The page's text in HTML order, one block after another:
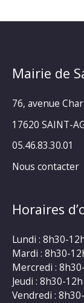
Mairie de
76, avenue
17620 SAINT-
05.46.83.30.01
Nous contacter
Horaires
Lundi : 8h30-
Mardi : 8h30-
Mercredi :
Jeudi : 8h30-12h
Vendredi :